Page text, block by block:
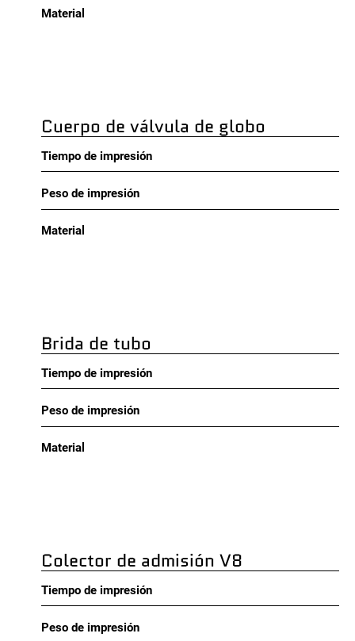
Material
Cuerpo de válvula de globo
Tiempo de impresión
Peso de impresión
Material
Brida de tubo
Tiempo de impresión
Peso de impresión
Material
Colector de admisión V8
Tiempo de impresión
Peso de impresión